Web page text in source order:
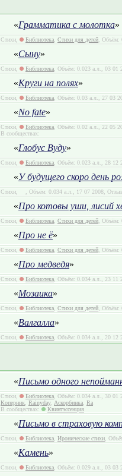
«Грамматика с молотка»
Стихи, Библиотека, Стихи для детей, Объём:
«Сыну»
Стихи, Библиотека, Объём: 0.023 а.л., 03 01
«Круги на полях»
Стихи, Библиотека, Объём: 0.03 а.л., 27 03
«No fate»
Стихи, Библиотека, Объём: 0.02 а.л., 22 05
В сообществах:
«Глобус Вуду»
Стихи, Библиотека, Объём: 0.023 а.л., 28 12
«У будущего скоро день
Стихи, , Объём: 0.034 а.л., 17 07 2008,
«Про котовы уши, лисий
Стихи, Библиотека, Стихи для детей, Объём:
«Про не ё»
Стихи, Библиотека, Стихи для детей, Объём:
«Про медведя»
Стихи, Библиотека, Объём: 0.034 а.л., 23 11
«Мозаика»
Стихи, Библиотека, Стихи для детей, Объём:
«Валгалла»
Стихи, Библиотека, Объём: 0.034 а.л., 20 12
«Письмо одного
Стихи, Библиотека, Объём: 0.034 а.л., 30 01
Коперник, Rainyday, Аскорбинка, Ra
В сообществах:
Квинтэссенция
«Письмо в страховую
Стихи, Библиотека, Иронические стихи,
«Камень»
Стихи, Библиотека, Объём: 0.029 а.л., 03 03